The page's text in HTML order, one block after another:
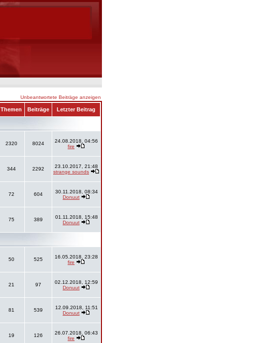
Unbeantwortete Beiträge anzeigen
Themen Beiträge Letzter Beitrag
2320 8024
24.08.2018, 04:56
fire
344 2292
23.10.2017, 21:48
strange sounds
72 604
30.11.2018, 08:34
Donuut
75 389
01.11.2018, 15:48
Donuut
50 525
16.05.2018, 23:28
fire
21 97
02.12.2018, 12:59
Donuut
81 539
12.09.2018, 11:51
Donuut
19 126
26.07.2018, 06:43
fire